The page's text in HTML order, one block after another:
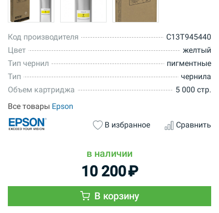
Код производителя
C13T945440
Цвет
желтый
Тип чернил
пигментные
Тип
чернила
Объем картриджа
5 000 стр.
Все товары Epson
В избранное Сравнить
в наличии
10 200₽
В корзину